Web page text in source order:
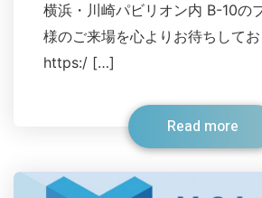
横浜・川崎パビリオン内 B-10の
様のご来場を心よりお待ちして
https:/ […]
Read more